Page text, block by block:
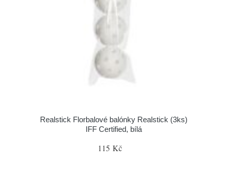
Realstick Florbalové balónky Realstick (3ks)
IFF Certified, bílá
115 Kč